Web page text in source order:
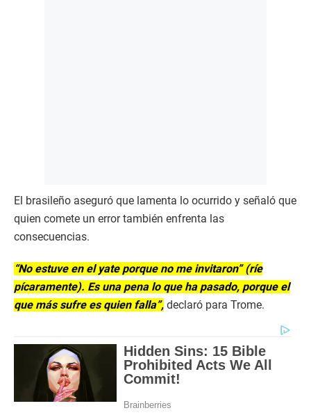
El brasileño aseguró que lamenta lo ocurrido y señaló que
quien comete un error también enfrenta las
consecuencias.
“No estuve en el yate porque no me invitaron” (ríe
pícaramente). Es una pena lo que ha pasado, porque el
que más sufre es quien falla”, declaró para Trome.